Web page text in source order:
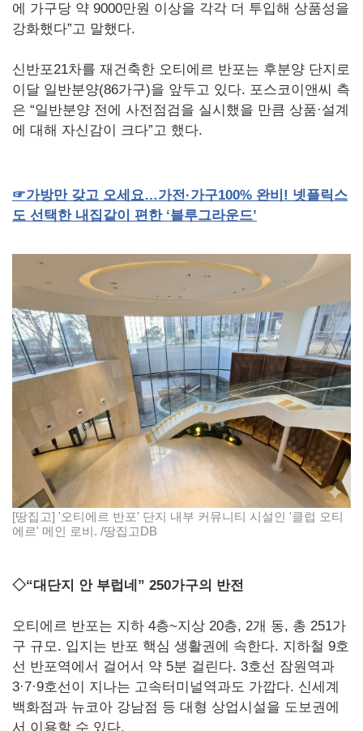
에 가구당 약 9000만원 이상을 각각 더 투입해 상품성을
강화했다”고 말했다.
신반포21차를 재건축한 오티에르 반포는 후분양 단지로
이달 일반분양(86가구)을 앞두고 있다. 포스코이앤씨 측
은 “일반분양 전에 사전점검을 실시했을 만큼 상품·설계
에 대해 자신감이 크다”고 했다.
☞가방만 갖고 오세요…가전·가구100% 완비 ! 넷플릭스
도 선택한 내집같이 편한 ‘블루그라운드’
[땅집고] '오티에르 반포' 단지 내부 커뮤니티 시설인 '클럽 오티
에르' 메인 로비. /땅집고DB
◇“대단지 안 부럽네” 250가구의 반전
오티에르 반포는 지하 4층~지상 20층, 2개 동, 총 251가
구 규모. 입지는 반포 핵심 생활권에 속한다. 지하철 9호
선 반포역에서 걸어서 약 5분 걸린다. 3호선 잠원역과
3·7·9호선이 지나는 고속터미널역과도 가깝다. 신세계
백화점과 뉴코아 강남점 등 대형 상업시설을 도보권에
서 이용할 수 있다.